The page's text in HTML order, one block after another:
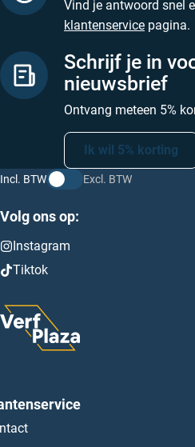
Vind je antwoord snel
klantenservice pagina.
Schrijf je in
nieuwsbrief
Ontvang meteen 5%
Ik wil 5% korting
Incl. BTW Excl. BTW
Volg ons op:
Instagram
Tiktok